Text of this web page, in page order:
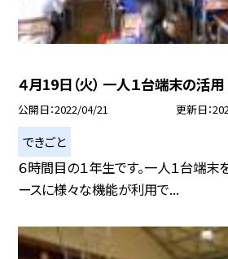
４月19日（火） 一人１台端末の活用
公開日 2022/04/21 更新日
できごと
６時間目の１年生です。一人１台端末
ースに様々な機能が利用で...